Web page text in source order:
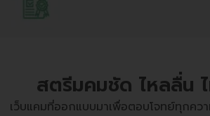
สตรีมคมชัด ไหลลื่น
เว็บแคมที่ออกแบบมาเพื่อตอบโจทย์ทุกคว